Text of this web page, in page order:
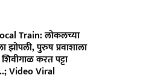
Train: लोकलच्या
झोपली, पुरुष प्रवाशाला
करत पट्टा
Video Viral